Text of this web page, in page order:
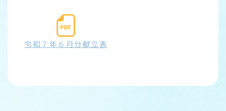
令和７年６月分献立表